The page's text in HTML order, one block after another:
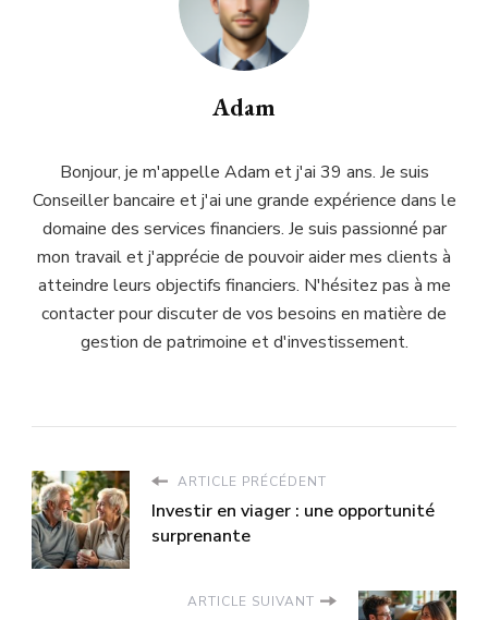
Adam
Bonjour, je m'appelle Adam et j'ai 39 ans. Je suis
Conseiller bancaire et j'ai une grande expérience dans le
domaine des services financiers. Je suis passionné par
mon travail et j'apprécie de pouvoir aider mes clients à
atteindre leurs objectifs financiers. N'hésitez pas à me
contacter pour discuter de vos besoins en matière de
gestion de patrimoine et d'investissement.
ARTICLE PRÉCÉDENT
Investir en viager : une opportunité
surprenante
ARTICLE SUIVANT